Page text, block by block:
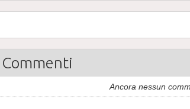
Commenti
Ancora nessun